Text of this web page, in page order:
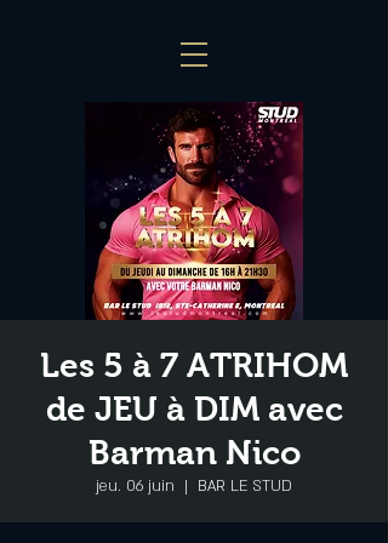
Les 5 à 7 ATRIHOM
de JEU à DIM avec
Barman Nico
jeu. 06 juin
  |
BAR LE STUD